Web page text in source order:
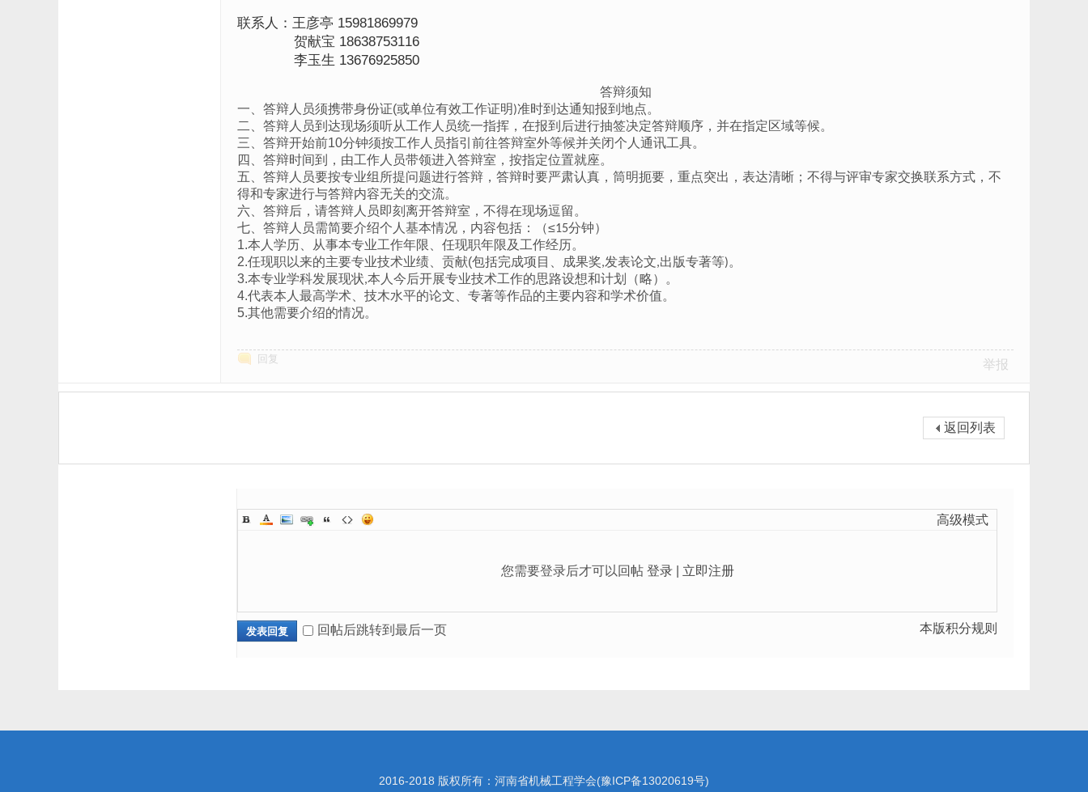
联系人：王彦亭 15981869979
贺献宝 18638753116
李玉生 13676925850
答辩须知
一、 答辩人员须携带身份证(或单位有效工作证明)准时到达通知报到地点。
二、答辩人员到达现场须听从工作人员统一指挥，在报到后进行抽签决定答辩顺序，并在指定区域等候。
三、 答辩开始前10分钟须按工作人员指引前往答辩室外等候并关闭个人通讯工具。
四、答辩时间到，由工作人员带领进入答辩室，按指定位置就座。
五、答辩人员要按专业组所提问题进行答辩，答辩时要严肃认真，筒明扼要，重点突出，表达清晰；不得与评审专家交换联系方式，不
得和专家进行与答辩内容无关的交流。
六、答辩后，请答辩人员即刻离开答辩室，不得在现场逗留。
七、答辩人员需简要介绍个人基本情况，内容包括：（≤15分钟）
1.本人学历、从事本专业工作年限 、任现职年限及工作经历。
2.任现职以来的主要专业技术业绩、贡献(包括完成项目、成果奖,发表论文,出版专著等)。
3.本专业学科发展现状,本人今后开展专业技术工作的思路设想和计划
（略）。
4.代表本人最高学术、技木水平的论文、专著等作品的主要内容和学术价值。
5.其他需要介绍的情况。
回复 举报
返回列表
高级模式
您需要登录后才可以回帖 登录| 立即注册
本版积分规则
发表回复 回帖后跳转到最后一页
2016-2018 版权所有：河南省机械工程学会(豫ICP备13020619号)